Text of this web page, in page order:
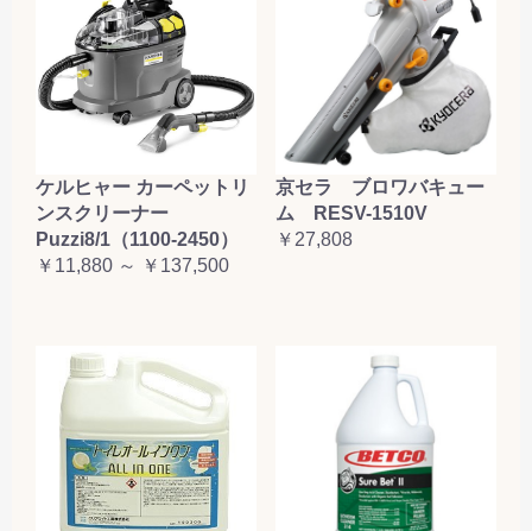
ケルヒャー カーペットリ
ンスクリーナー
Puzzi8/1（1100-2450）
￥11,880 ～ ￥137,500
京セラ ブロワバキュー
ム RESV-1510V
￥27,808